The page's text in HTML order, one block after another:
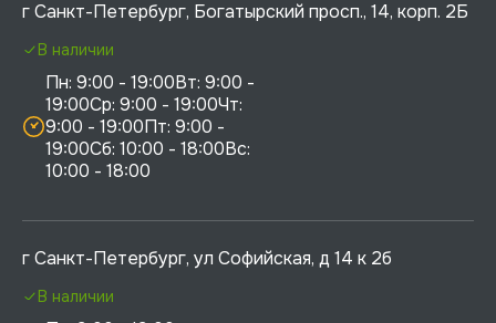
г Санкт-Петербург, Богатырский просп., 14, корп. 2Б
Пн: 9:00 - 19:00Вт: 9:00 -
19:00Ср: 9:00 - 19:00Чт:
9:00 - 19:00Пт: 9:00 -
19:00Сб: 10:00 - 18:00Вс:
10:00 - 18:00
В наличии
г Санкт-Петербург, ул Софийская, д 14 к 2б
В наличии